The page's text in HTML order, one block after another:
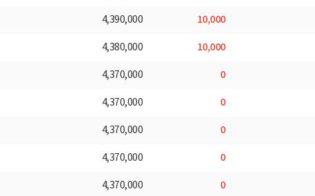
4,390,000 10,000
4,380,000 10,000
4,370,000 0
4,370,000 0
4,370,000 0
4,370,000 0
4,370,000 0